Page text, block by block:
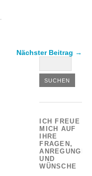
Nächster Beitrag →
ICH FREUE
MICH AUF
IHRE
FRAGEN,
ANREGUNGEN
UND
WÜNSCHE